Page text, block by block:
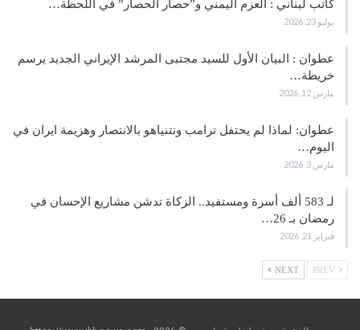
كاتب لبناني : العزم اليمني و”حصار الحصار” في اللحظة…
يوليو 23, 2026
عطوان : البيان الأول للسيد مجتبى المرشد الإيراني الجديد يرسم
خريطة…
مارس 12, 2026
عطوان: لماذا لم يحتفل ترامب ونتنياهو بالانتصار وهزيمة ايران في
اليوم…
مارس 3, 2026
لـ 583 ألف أسرة ومستفيد.. الزكاة تدشن مشاريع الإحسان في
رمضان بـ 26…
فبراير 21, 2026
NEXT